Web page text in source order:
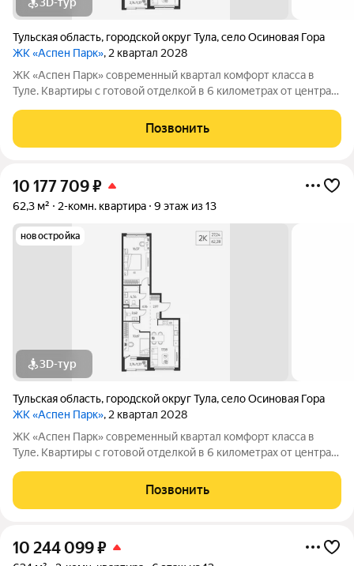
Тульская область, городской округ Тула,село Осиновая Гора
ЖК «Аспен Парк», 2 квартал 2028
ЖК «Аспен Парк» современный квартал комфорт класса в
Туле. Квартиры с готовой отделкой в 6 километрах от центра
корпуса высотой от 9 до 13 этажей. Фасады домов воплощают
образ древесной коры.
Позвонить
10 177 709₽
62,3 м² 2-комн. квартира 9 этаж из 13
новостройка
3D-тур
Тульская область, городской округ Тула,село Осиновая Гора
ЖК «Аспен Парк», 2 квартал 2028
ЖК «Аспен Парк» современный квартал комфорт класса в
Туле. Квартиры с готовой отделкой в 6 километрах от центра
корпуса высотой от 9 до 13 этажей. Фасады домов воплощают
образ древесной коры.
Позвонить
10 244 099₽